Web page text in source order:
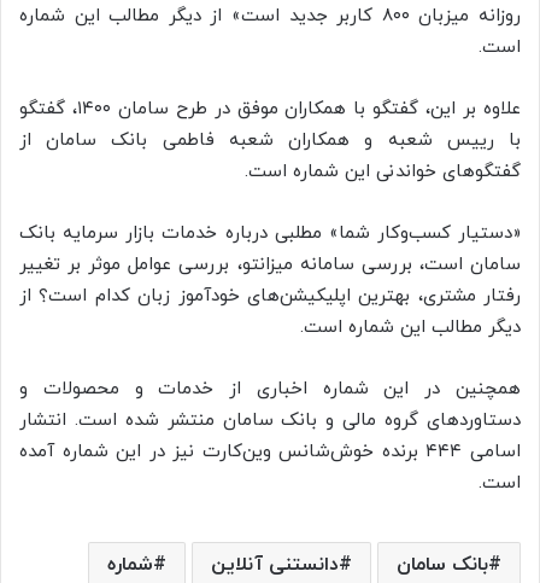
روزانه میزبان ۸۰۰ کاربر جدید است» از دیگر مطالب این شماره
است.
علاوه بر این، گفتگو با همکاران موفق در طرح سامان ۱۴۰۰، گفتگو
با رییس شعبه و همکاران شعبه فاطمی بانک سامان از
گفتگوهای خواندنی این شماره است.
«دستیار کسب‌وکار شما» مطلبی درباره خدمات بازار سرمایه بانک
سامان است، بررسی سامانه میزانتو، بررسی عوامل موثر بر تغییر
رفتار مشتری، بهترین اپلیکیشن‌های خودآموز زبان کدام است؟ از
دیگر مطالب این شماره است.
همچنین در این شماره اخباری از خدمات و محصولات و
دستاوردهای گروه مالی و بانک سامان منتشر شده است. انتشار
اسامی ۴۴۴ برنده خوش‌شانس وین‌کارت نیز در این شماره آمده
است.
بانک سامان دانستنی آنلاین
شماره